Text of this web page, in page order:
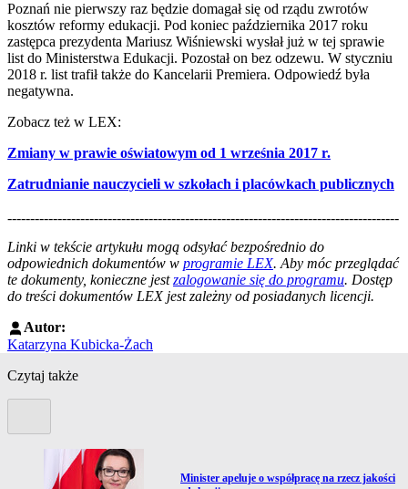
Poznań nie pierwszy raz będzie domagał się od rządu zwrotów
kosztów reformy edukacji. Pod koniec października 2017 roku
zastępca prezydenta Mariusz Wiśniewski wysłał już w tej sprawie
list do Ministerstwa Edukacji. Pozostał on bez odzewu. W styczniu
2018 r. list trafił także do Kancelarii Premiera. Odpowiedź była
negatywna.
Zobacz też w LEX:
Zmiany w prawie oświatowym od 1 września 2017 r.
Zatrudnianie nauczycieli w szkołach i placówkach publicznych​
--------------------------------------------------------------------------------------
Linki w tekście artykułu mogą odsyłać bezpośrednio do
odpowiednich dokumentów w programie LEX. Aby móc przeglądać
te dokumenty, konieczne jestzalogowanie się do programu. Dostęp
do treści dokumentów LEX jest zależny od posiadanych licencji.
Autor:
Katarzyna Kubicka-Żach
Czytaj także
Przejdź do artykułu:
Minister apeluje o współpracę na rzecz jakości